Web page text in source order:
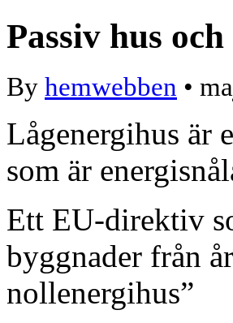
Passiv hus
By hemwebben •
Lågenergihus är
som är
Ett EU-direktiv
byggnader från
nollenergihus”